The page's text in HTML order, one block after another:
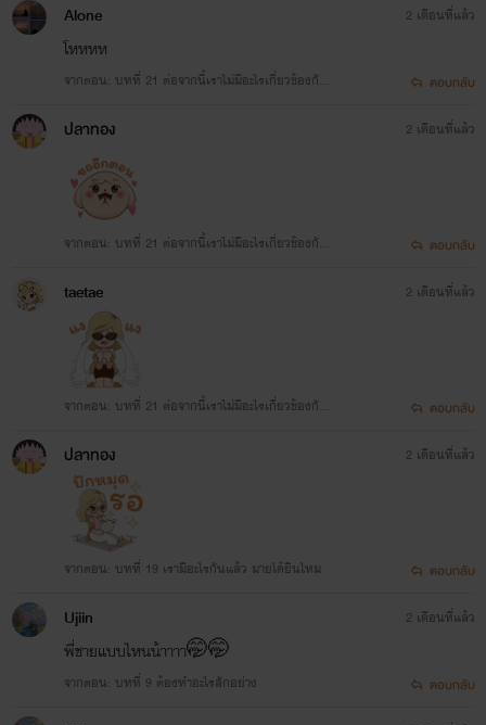
Alone
โหหหห
จากตอน: บทที่ 21 ต่อจากนี้เราไม่มีอะไรเกี่ยวข้องกัน
2 เดือนที่แล้ว
ตอบกลับ
ปลาทอง
จากตอน: บทที่ 21 ต่อจากนี้เราไม่มีอะไรเกี่ยวข้องกัน
2 เดือนที่แล้ว
ตอบกลับ
taetae
จากตอน: บทที่ 21 ต่อจากนี้เราไม่มีอะไรเกี่ยวข้องกัน
2 เดือนที่แล้ว
ตอบกลับ
ปลาทอง
จากตอน: บทที่ 19 เรามีอะไรกันแล้ว มายได้ยินไหม
2 เดือนที่แล้ว
ตอบกลับ
Ujiin
พี่ชายแบบไหนน้าาาา🤭🤭
จากตอน: บทที่ 9 ต้องทำอะไรสักอย่าง
2 เดือนที่แล้ว
ตอบกลับ